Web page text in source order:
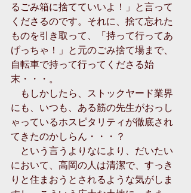
るごみ箱に捨てていいよ！」と言って
くださるのです。それに、捨て忘れた
ものを引き取って、「持って行ってあ
げっちゃ！」と元のごみ捨て場まで、
自転車で持って行ってくださる始
末・・・。
もしかしたら、ストックヤード業界
にも、いつも、ある筋の先生がおっし
ゃっているホスピタリティが徹底され
てきたのかしらん・・・？
という言うよりなにより、だいたい
において、高岡の人は清潔で、すっき
りと住まおうとされるような気がしま